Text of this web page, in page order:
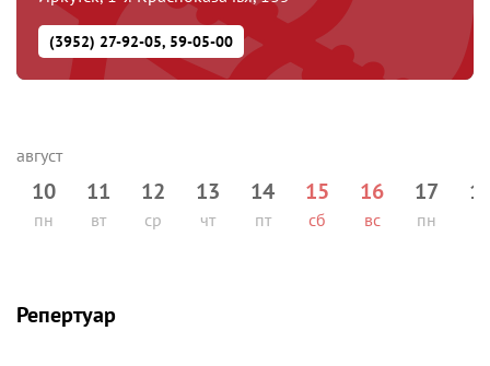
(3952) 27-92-05, 59-05-00
10
пн
11
вт
12
ср
13
чт
14
пт
15
сб
16
вс
17
пн
Репертуар